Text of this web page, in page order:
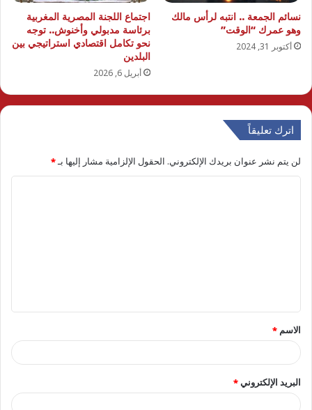
نسائم الجمعة .. انتبه لرأس مالك
وهو عمرك “الوقت”
أكتوبر 31, 2024
اجتماع اللجنة المصرية المغربية
برئاسة مدبولي وأخنوش.. توجه
نحو تكامل اقتصادي استراتيجي بين
البلدين
أبريل 6, 2026
اترك تعليقاً
لن يتم نشر عنوان بريدك الإلكتروني. الحقول الإلزامية مشار إليها بـ*
ق
*
الاسم *
البريد الإلكتروني*